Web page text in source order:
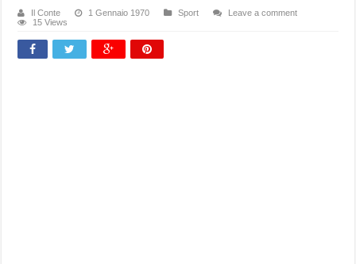
Il Conte 1 Gennaio 1970 Sport
Leave a comment
15 Views